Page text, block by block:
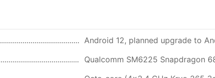
Android 12, planned upgrade to
Qualcomm SM6225 Snapdragon